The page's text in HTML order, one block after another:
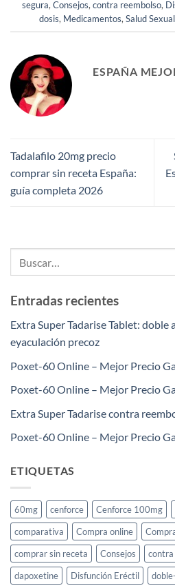
segura,Consejos,contra reembolso,
dosis, Medicamentos,Salud Sexual
ESPAÑA
Tadalafilo 20mg precio
comprar sin receta España:
guía completa 2026
Entradas recientes
Extra Super Tadarise Tablet: doble
eyaculación precoz
Poxet-60 Online – Mejor Precio
Poxet-60 Online – Mejor Precio
Extra Super Tadarise contra
Poxet-60 Online – Mejor Precio
ETIQUETAS
60mg cenforce Cenforce 100mg
comparativa
Compra online
comprar sin receta
Consejos
dapoxetine
Disfunción Eréctil